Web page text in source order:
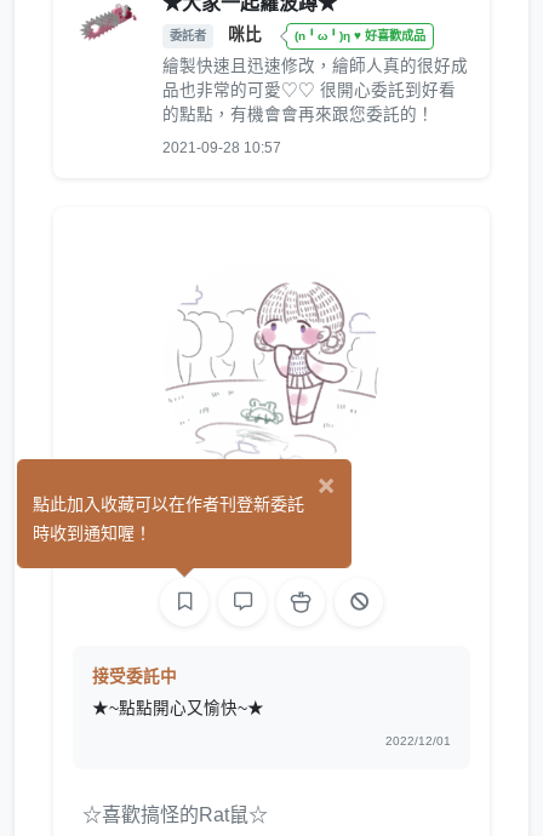
委託者 咪比 (n╹ω╹)η ♥ 好喜歡成品
繪製快速且迅速修改，繪師人真的很好成
品也非常的可愛♡♡ 很開心委託到好看
的點點，有機會會再來跟您委託的！
2021-09-28 10:57
Rat@
接受委託中
★~點點開心又愉快~★
2022/12/01
☆喜歡搞怪的Rat鼠☆
×
點此加入收藏可以在作者刊登新委託
時收到通知喔！